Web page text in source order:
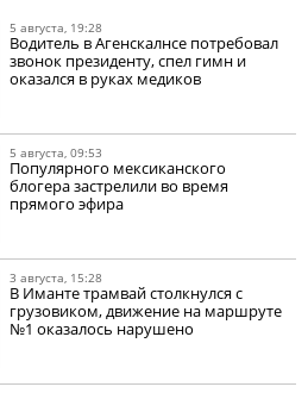
5 августа, 19:28
Водитель в Агенскалнсе потребовал
звонок президенту, спел гимн и
оказался в руках медиков
5 августа, 09:53
Популярного мексиканского
блогера застрелили во время
прямого эфира
3 августа, 15:28
В Иманте трамвай столкнулся с
грузовиком, движение на маршруте
№1 оказалось нарушено